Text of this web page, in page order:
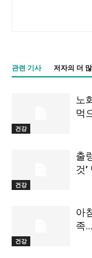
관련 기사 저자의 더
건강
노
먹
건강
출
것
건강
아
족